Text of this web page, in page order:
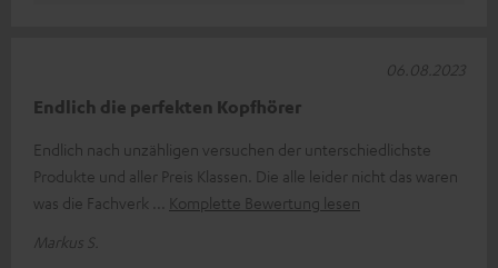
Endlich die perfekten Kopfhörer
Endlich nach unzähligen versuchen der unterschiedlichste
Produkte und aller Preis Klassen. Die alle leider nicht das waren
was die Fachverk
Komplette Bewertung lesen
Markus S.
06.08.2023